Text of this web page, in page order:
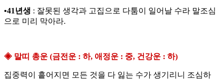
•41년생 : 잘못된 생각과 고집으로 다툼이 일어날 수라 말조심
으로 미리 막아라.
◈ 말띠 총운 (금전운 : 하, 애정운 : 중, 건강운 : 하)
집중력이 흩어지면 모든 것을 다 잃는 수가 생기리니 조심하